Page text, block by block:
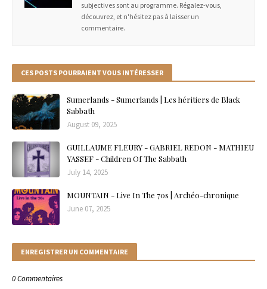
subjectives sont au programme. Régalez-vous,
découvrez, et n'hésitez pas à laisser un
commentaire.
CES POSTS POURRAIENT VOUS INTÉRESSER
Sumerlands - Sumerlands | Les héritiers de Black
Sabbath
August 09, 2025
GUILLAUME FLEURY - GABRIEL REDON - MATHIEU
YASSEF - Children Of The Sabbath
July 14, 2025
MOUNTAIN - Live In The 70s | Archéo-chronique
June 07, 2025
ENREGISTRER UN COMMENTAIRE
0 Commentaires